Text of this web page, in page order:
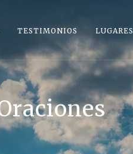
TESTIMONIOS LUGARES